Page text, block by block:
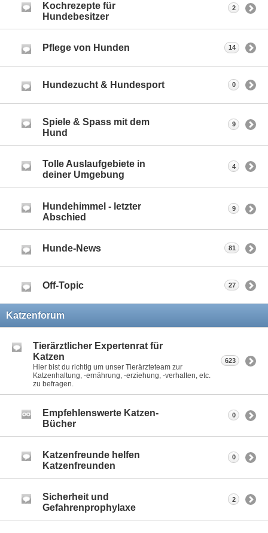
Kochrezepte für
Hundebesitzer
2
Pflege von Hunden 14
Hundezucht & Hundesport 0
Spiele & Spass mit dem
Hund
9
Tolle Auslaufgebiete in
deiner Umgebung
4
Hundehimmel - letzter
Abschied
9
Hunde-News 81
Off-Topic 27
Katzenforum
Tierärztlicher Expertenrat für
Katzen
Hier bist du richtig um unser Tierärzteteam zur
Katzenhaltung, -ernährung, -erziehung, -verhalten, etc.
zu befragen.
623
Empfehlenswerte Katzen-
Bücher
0
Katzenfreunde helfen
Katzenfreunden
0
Sicherheit und
Gefahrenprophylaxe
2